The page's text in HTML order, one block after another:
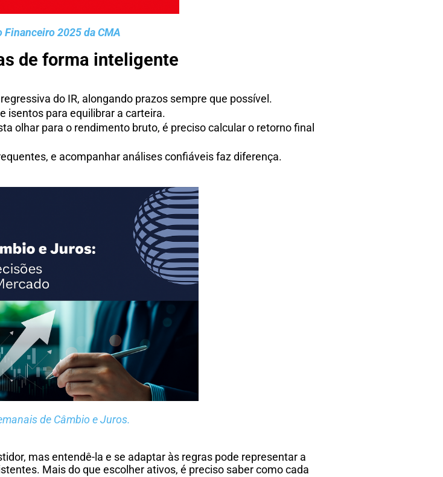
2025 da CMA
de forma inteligente
do IR, alongando prazos sempre que possível.
isentos para equilibrar a carteira.
olhar para o rendimento bruto, é preciso calcular o retorno final
e acompanhar análises confiáveis faz diferença.
de Câmbio e Juros.
mas entendê-la e se adaptar às regras pode representar a
Mais do que escolher ativos, é preciso saber como cada